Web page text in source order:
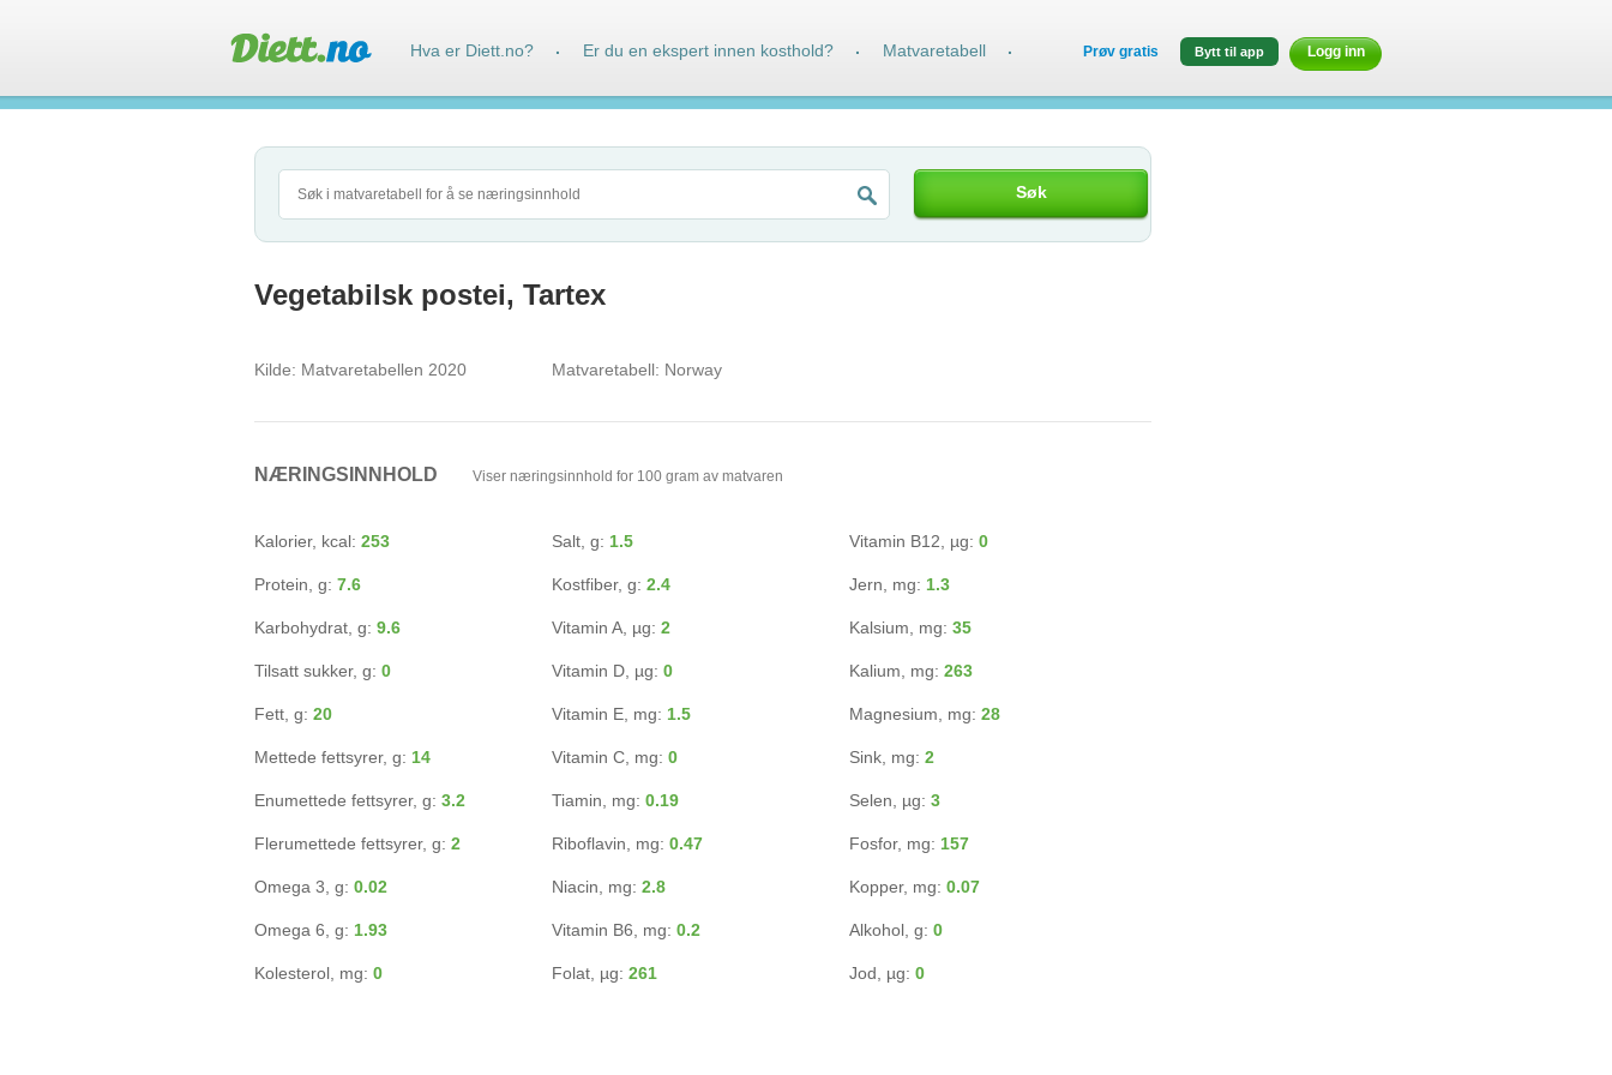
Søk
Vegetabilsk postei, Tartex
Kilde: Matvaretabellen 2020 Matvaretabell: Norway
NÆRINGSINNHOLD Viser næringsinnhold for 100 gram av matvaren
Kalorier, kcal: 253
Protein, g: 7.6
Karbohydrat, g: 9.6
Tilsatt sukker, g: 0
Fett, g: 20
Mettede fettsyrer, g: 14
Enumettede fettsyrer, g: 3.2
Flerumettede fettsyrer, g: 2
Omega 3, g: 0.02
Omega 6, g: 1.93
Kolesterol, mg: 0
Salt, g: 1.5
Kostfiber, g: 2.4
Vitamin A, µg: 2
Vitamin D, µg: 0
Vitamin E, mg: 1.5
Vitamin C, mg: 0
Tiamin, mg: 0.19
Riboflavin, mg: 0.47
Niacin, mg: 2.8
Vitamin B6, mg: 0.2
Folat, µg: 261
Vitamin B12, µg: 0
Jern, mg: 1.3
Kalsium, mg: 35
Kalium, mg: 263
Magnesium, mg: 28
Sink, mg: 2
Selen, µg: 3
Fosfor, mg: 157
Kopper, mg: 0.07
Alkohol, g: 0
Jod, µg: 0
Hva er Diett.no? · Er du en ekspert innen kosthold? · Matvaretabell · Prøv gratis Bytt til app Logg inn